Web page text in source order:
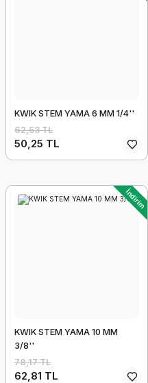
KWIK STEM YAMA 6 MM 1/4''
62,53 TL
50,25 TL
İndirim
KWIK STEM YAMA 10 MM
3/8''
78,17 TL
62,81 TL